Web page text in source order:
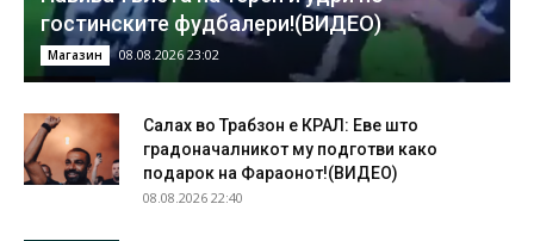
гостинските фудбалери!(ВИДЕО)
Магазин 08.08.2026 23:02
Салах во Трабзон е КРАЛ: Еве што
градоначалникот му подготви како
подарок на Фараонот!(ВИДЕО)
08.08.2026 22:40